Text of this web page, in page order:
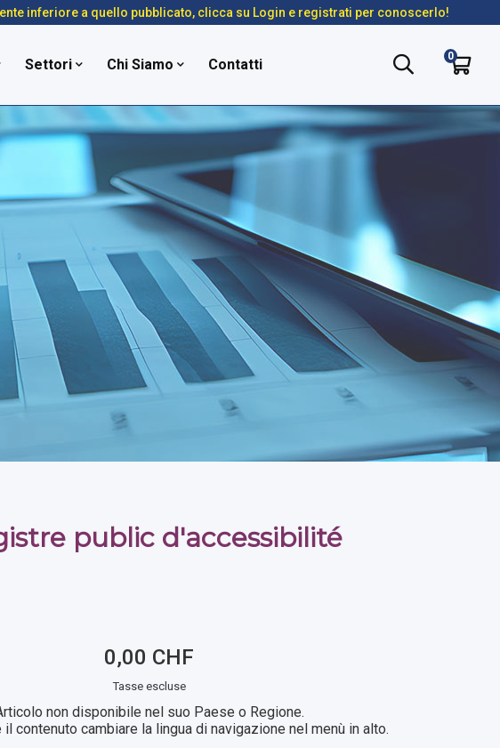
inferiore a quello pubblicato, clicca su Login e registrati per conoscerlo!
Settori Chi Siamo Contatti 0
public d'accessibilité
0,00 CHF
Tasse escluse
non disponibile nel suo Paese o Regione.
contenuto cambiare la lingua di navigazione nel menù in alto.